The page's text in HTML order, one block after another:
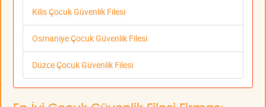
Kilis Çocuk Güvenlik Filesi
Osmaniye Çocuk Güvenlik Filesi
Düzce Çocuk Güvenlik Filesi